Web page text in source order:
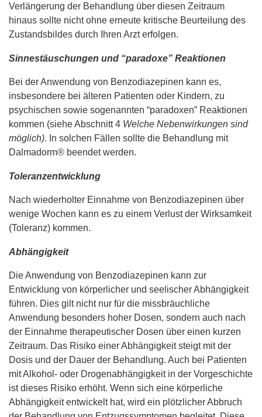
Verlängerung der Behandlung über diesen Zeitraum
hinaus sollte nicht ohne erneute kritische Beurteilung des
Zustandsbildes durch Ihren Arzt erfolgen.
Sinnestäuschungen und “paradoxe” Reaktionen
Bei der Anwendung von Benzodiazepinen kann es,
insbesondere bei älteren Patienten oder Kindern, zu
psychischen sowie sogenannten “paradoxen” Reaktionen
kommen (siehe Abschnitt 4 Welche Nebenwirkungen sind
möglich). In solchen Fällen sollte die Behandlung mit
Dalmadorm® beendet werden.
Toleranzentwicklung
Nach wiederholter Einnahme von Benzodiazepinen über
wenige Wochen kann es zu einem Verlust der Wirksamkeit
(Toleranz) kommen.
Abhängigkeit
Die Anwendung von Benzodiazepinen kann zur
Entwicklung von körperlicher und seelischer Abhängigkeit
führen. Dies gilt nicht nur für die missbräuchliche
Anwendung besonders hoher Dosen, sondern auch nach
der Einnahme therapeutischer Dosen über einen kurzen
Zeitraum. Das Risiko einer Abhängigkeit steigt mit der
Dosis und der Dauer der Behandlung. Auch bei Patienten
mit Alkohol- oder Drogenabhängigkeit in der Vorgeschichte
ist dieses Risiko erhöht. Wenn sich eine körperliche
Abhängigkeit entwickelt hat, wird ein plötzlicher Abbruch